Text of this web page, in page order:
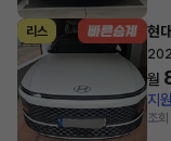
리스 현
월
지
조